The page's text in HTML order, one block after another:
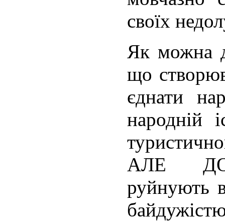
своїх
Як можна
що
єднати
народній
АЛЕ
руйнують